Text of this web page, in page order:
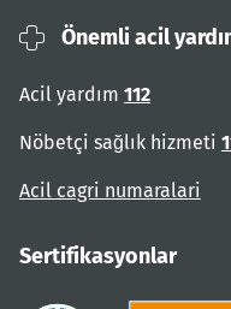
Önemli acil
Acil yardım 112
Nöbetçi sağlık hizmeti
Acil cagri numaralari
Sertifikasyonlar